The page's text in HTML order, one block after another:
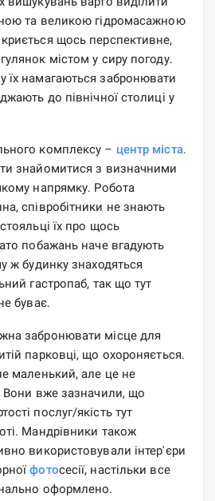
та великою гідромасажною
щось перспективне,
містом у сиру погоду.
намагаються забронювати
до північної столиці у
комплексу – центр міста.
знайомитися з визначними
напрямку. Робота
співробітники не знають
їх про щось
побажань наче вгадують
ж будинку знаходяться
гастропаб, так що тут
буває.
забронювати місце для
парковці, що охороняється.
маленький, але це не
Вони вже зазначили, що
послуг/якість тут
Мандрівники також
використовували інтер'єри
фотосесії, настільки все
оформлено.